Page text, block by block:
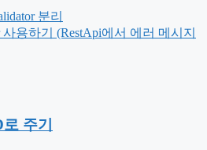
분리
사용하기 (RestApi에서 에러 메시지
주기